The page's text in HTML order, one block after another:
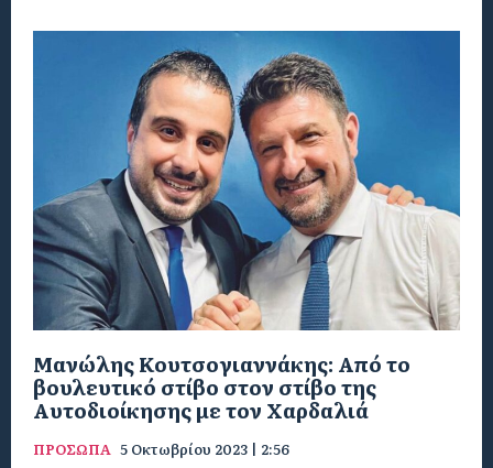
Μανώλης Κουτσογιαννάκης: Από το
βουλευτικό στίβο στον στίβο της
Αυτοδιοίκησης με τον Χαρδαλιά
ΠΡΟΣΩΠΑ 5 Οκτωβρίου 2023 | 2:56